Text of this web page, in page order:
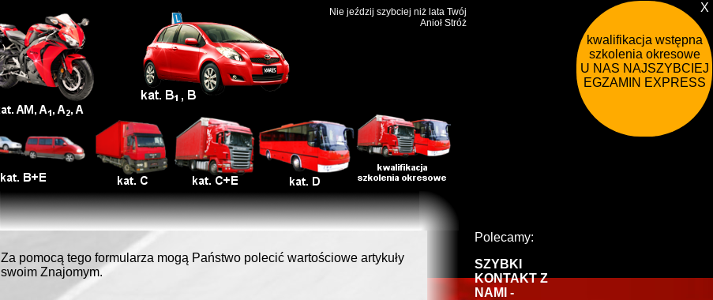
X
kwalifikacja wstępna
szkolenia okresowe
U NAS NAJSZYBCIEJ
EGZAMIN EXPRESS
Nie jeździj szybciej niż lata Twój
Anioł Stróż
Za pomocą tego formularza mogą Państwo polecić wartościowe artykuły
swoim Znajomym.
Polecamy:
SZYBKI
KONTAKT Z
NAMI -